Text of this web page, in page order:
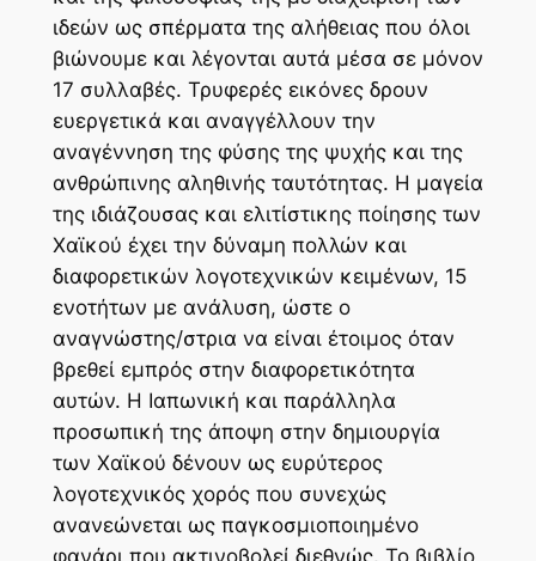
ιδεών ως σπέρματα της αλήθειας που όλοι
βιώνουμε και λέγονται αυτά μέσα σε μόνον
17 συλλαβές. Τρυφερές εικόνες δρουν
ευεργετικά και αναγγέλλουν την
αναγέννηση της φύσης της ψυχής και της
ανθρώπινης αληθινής ταυτότητας. Η μαγεία
της ιδιάζουσας και ελιτίστικης ποίησης των
Χαϊκού έχει την δύναμη πολλών και
διαφορετικών λογοτεχνικών κειμένων, 15
ενοτήτων με ανάλυση, ώστε ο
αναγνώστης/στρια να είναι έτοιμος όταν
βρεθεί εμπρός στην διαφορετικότητα
αυτών. Η Ιαπωνική και παράλληλα
προσωπική της άποψη στην δημιουργία
των Χαϊκού δένουν ως ευρύτερος
λογοτεχνικός χορός που συνεχώς
ανανεώνεται ως παγκοσμιοποιημένο